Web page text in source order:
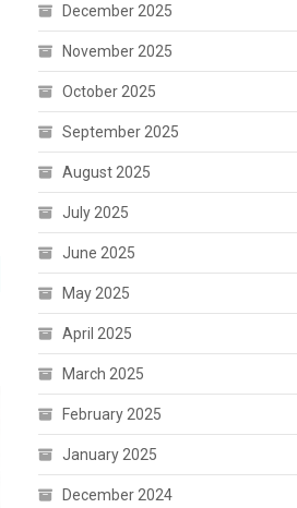
December 2025
November 2025
October 2025
September 2025
August 2025
July 2025
June 2025
May 2025
April 2025
March 2025
February 2025
January 2025
December 2024